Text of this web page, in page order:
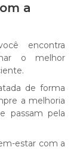
a
encontra
o melhor
de forma
a melhoria
passam pela
estar com a